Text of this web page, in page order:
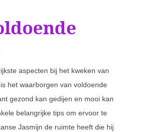
aspecten bij het kweken van
het waarborgen van voldoende
gezond kan gedijen en mooi kan
belangrijke tips om ervoor te
Jasmijn de ruimte heeft die hij